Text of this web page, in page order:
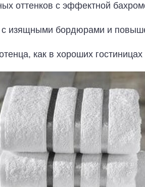
оттенков с эффектной
изящными бордюрами и
как в хороших